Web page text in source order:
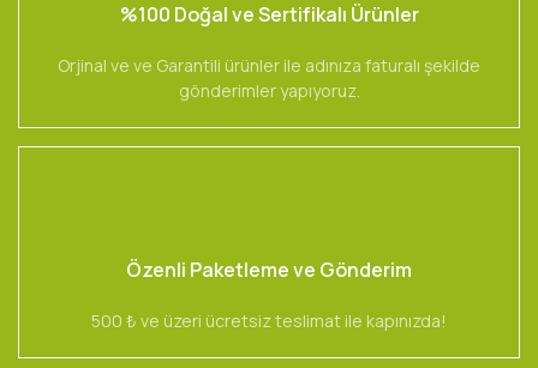
%100 Doğal ve Sertifikalı Ürünler
Orjinal ve ve Garantili ürünler ile adınıza faturalı şekilde
gönderimler yapıyoruz.
Özenli Paketleme ve Gönderim
500 ₺ ve üzeri ücretsiz teslimat ile kapınızda!